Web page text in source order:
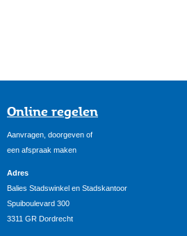
Online regelen
Aanvragen, doorgeven of
een afspraak maken
Adres
Balies Stadswinkel en Stadskantoor
Spuiboulevard 300
3311 GR Dordrecht